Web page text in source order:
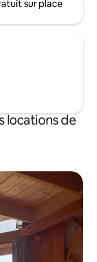
sur place
locations de